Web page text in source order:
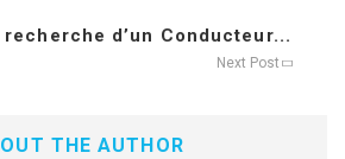
recherche d’un Conducteur...
Next Post
THE AUTHOR